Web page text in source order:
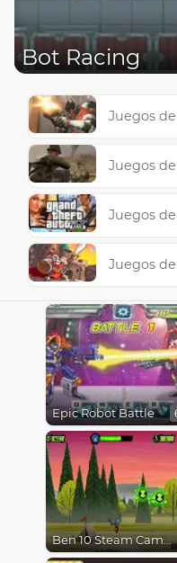
Bot Racing
Juegos
Juegos
Juegos
Juegos
Epic Robot Battle
Ben 10 Steam Camp